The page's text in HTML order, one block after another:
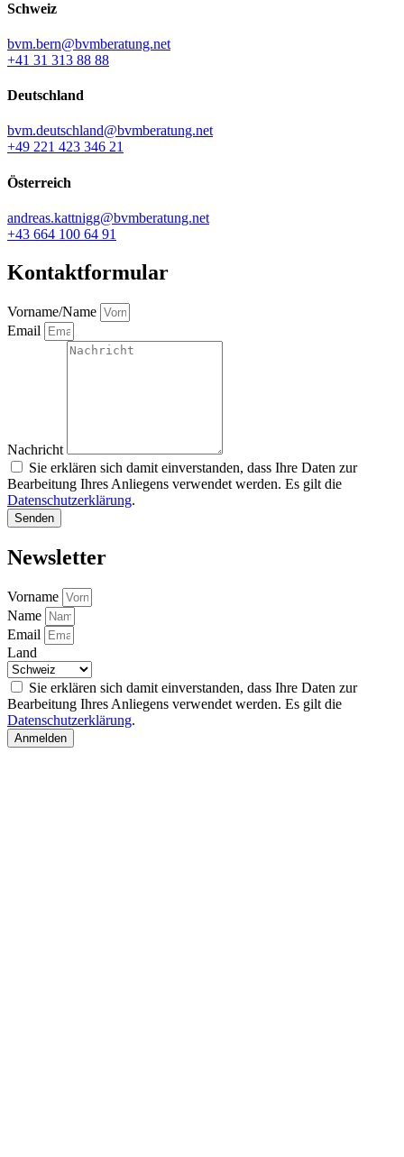
Schweiz
bvm.bern@bvmberatung.net
+41 31 313 88 88
Deutschland
bvm.deutschland@bvmberatung.net
+49 221 423 346 21
Österreich
andreas.kattnigg@bvmberatung.net
+43 664 100 64 91
Kontaktformular
Vorname/Name
Email
Nachricht
Sie erklären sich damit einverstanden, dass Ihre Daten zur
Bearbeitung Ihres Anliegens verwendet werden. Es gilt die
Datenschutzerklärung.
Senden
Newsletter
Vorname
Name
Email
Land
Sie erklären sich damit einverstanden, dass Ihre Daten zur
Bearbeitung Ihres Anliegens verwendet werden. Es gilt die
Datenschutzerklärung.
Anmelden